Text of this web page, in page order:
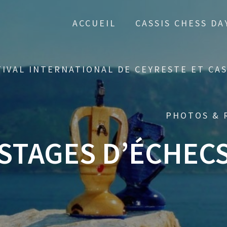
ACCUEIL CASSIS CHESS
INTERNATIONAL DE CEYRESTE ET
PHOTOS &